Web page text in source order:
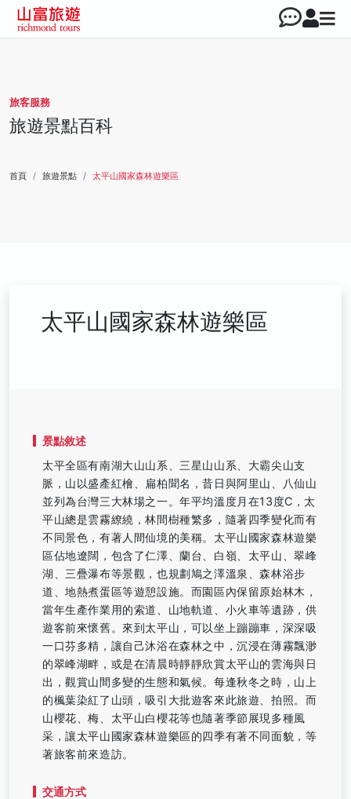
旅客服務
旅遊景點百科
首頁 旅遊景點 太平山國家森林遊樂區
太平山國家森林遊樂區
景點敘述
太平全區有南湖大山山系、三星山山系、大霸尖山支
脈，山以盛產紅檜、扁柏聞名，昔日與阿里山、八仙山
並列為台灣三大林場之一。年平均溫度月在13度C，太
平山總是雲霧繚繞，林間樹種繁多，隨著四季變化而有
不同景色，有著人間仙境的美稱。太平山國家森林遊樂
區佔地遼闊，包含了仁澤、蘭台、白嶺、太平山、翠峰
湖、三疊瀑布等景觀，也規劃鳩之澤溫泉、森林浴步
道、地熱煮蛋區等遊憩設施。而園區內保留原始林木，
當年生產作業用的索道、山地軌道、小火車等遺跡，供
遊客前來懷舊。來到太平山，可以坐上蹦蹦車，深深吸
一口芬多精，讓自己沐浴在森林之中，沉浸在薄霧飄渺
的翠峰湖畔，或是在清晨時靜靜欣賞太平山的雲海與日
出，觀賞山間多變的生態和氣候。每逢秋冬之時，山上
的楓葉染紅了山頭，吸引大批遊客來此旅遊、拍照。而
山櫻花、梅、太平山白櫻花等也隨著季節展現多種風
采，讓太平山國家森林遊樂區的四季有著不同面貌，等
著旅客前來造訪。
交通方式